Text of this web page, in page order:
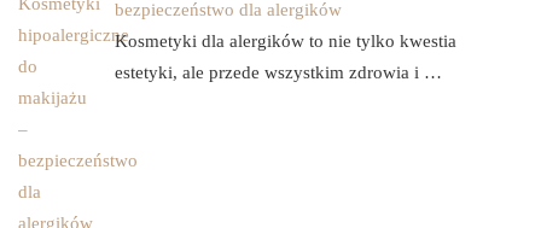
bezpieczeństwo dla alergików
Kosmetyki dla alergików to nie tylko kwestia
estetyki, ale przede wszystkim zdrowia i …